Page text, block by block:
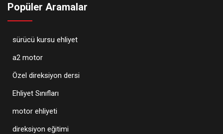
Popüler Aramalar
sürücü kursu ehliyet
a2 motor
Özel direksiyon dersi
Ehliyet Sınıfları
motor ehliyeti
direksiyon eğitimi